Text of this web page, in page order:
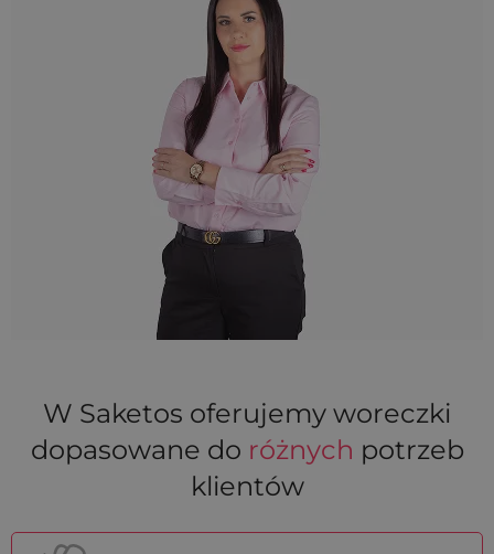
W Saketos oferujemy woreczki
dopasowane do różnych potrzeb
klientów